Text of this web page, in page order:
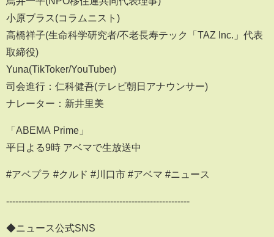
小原ブラス(コラムニスト)
高橋祥子(生命科学研究者/不老長寿テック「TAZ Inc.」代表
取締役)
Yuna(TikToker/YouTuber)
司会進行：仁科健吾(テレビ朝日アナウンサー)
ナレーター：新井里美
「ABEMA Prime」
平日よる9時 アベマで生放送中
#アベプラ #クルド #川口市 #アベマ #ニュース
------------------------------------------------------------
◆ニュース公式SNS